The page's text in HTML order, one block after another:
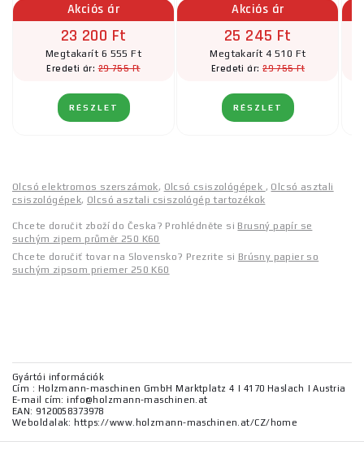
Akciós ár
23 200 Ft
Megtakarít 6 555 Ft
Eredeti ár:29 755 Ft
RÉSZLET
Akciós ár
25 245 Ft
Megtakarít 4 510 Ft
Eredeti ár:29 755 Ft
RÉSZLET
Olcsó elektromos szerszámok, Olcsó csiszológépek , Olcsó asztali
csiszológépek, Olcsó asztali csiszológép tartozékok
Chcete doručit zboží do Česka? Prohlédněte si Brusný papír se
suchým zipem průměr 250 K60
Chcete doručiť tovar na Slovensko? Prezrite si Brúsny papier so
suchým zipsom priemer 250 K60
Gyártói információk
Cím : Holzmann-maschinen GmbH Marktplatz 4 | 4170 Haslach | Austria
E-mail cím: info@holzmann-maschinen.at
EAN: 9120058373978
Weboldalak: https://www.holzmann-maschinen.at/CZ/home